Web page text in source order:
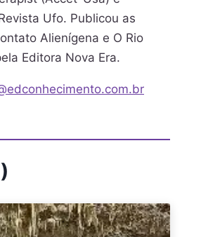
Ufo. Publicou as
Alienígena e O Rio
Editora Nova Era.